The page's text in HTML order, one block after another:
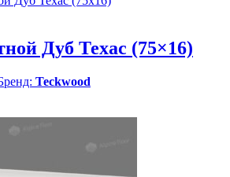
Дуб Техас (75×16)
Teckwood